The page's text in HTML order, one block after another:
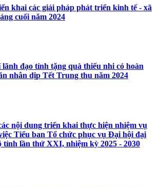
khai các giải pháp phát triển kinh tế - xã
cuối năm 2024
lãnh đạo tỉnh tặng quà thiếu nhi có hoàn
nhân dịp Tết Trung thu năm 2024
nội dung triển khai thực hiện nhiệm vụ
Tiểu ban Tổ chức phục vụ Đại hội đại
tỉnh lần thứ XXI, nhiệm kỳ 2025 - 2030